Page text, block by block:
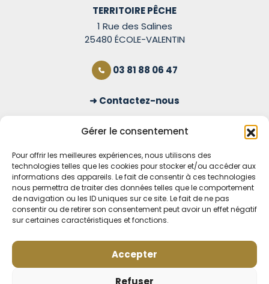
Gérer le consentement
Pour offrir les meilleures expériences, nous utilisons des
technologies telles que les cookies pour stocker et/ou accéder aux
informations des appareils. Le fait de consentir à ces technologies
nous permettra de traiter des données telles que le comportement
de navigation ou les ID uniques sur ce site. Le fait de ne pas
consentir ou de retirer son consentement peut avoir un effet négatif
sur certaines caractéristiques et fonctions.
Accepter
Refuser
TERRITOIRE PÊCHE
1 Rue des Salines
25480 ÉCOLE-VALENTIN
03 81 88 06 47
Contactez-nous
S'inscrire à la newsletter
OUVERT TOUS LES JOURS
Voir nos horaires
MENTIONS LÉGALES
POLITIQUE DE CONFIDENTIALITÉ